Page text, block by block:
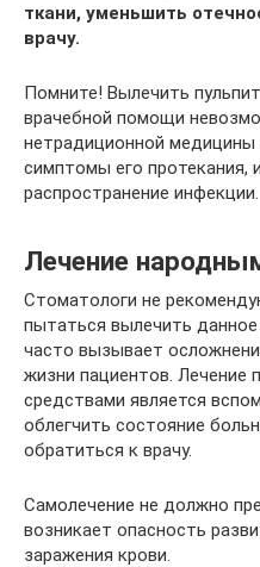
ткани, уменьшить
врачу.
Помните! Вылечить
врачебной помощи
нетрадиционной медицины
симптомы его протекания,
распространение инфекции.
Лечение
Стоматологи не
пытаться вылечить
часто вызывает
жизни пациентов. Лечение
средствами является
облегчить состояние
обратиться к врачу.
Самолечение не должно
возникает опасность
заражения крови.